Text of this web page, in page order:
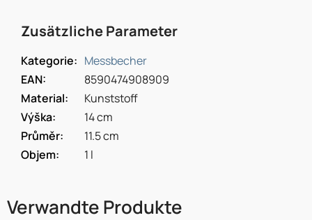
Zusätzliche Parameter
Kategorie: Messbecher
EAN:
8590474908909
Material:
Kunststoff
Výška:
14 cm
Průměr:
11.5 cm
Objem: 1 l
Verwandte Produkte